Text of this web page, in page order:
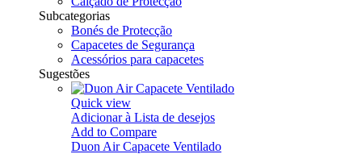
Subcategorias
Bonés de Protecção
Capacetes de Segurança
Acessórios para capacetes
Sugestões
Quick view
Adicionar à Lista de desejos
Add to Compare
Duon Air Capacete Ventilado